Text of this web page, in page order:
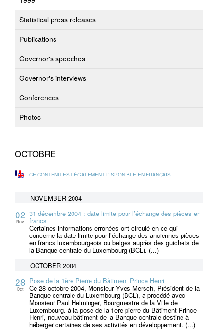
Statistical press releases
Publications
Governor's speeches
Governor's interviews
Conferences
Photos
OCTOBRE
CE CONTENU EST ÉGALEMENT DISPONIBLE EN FRANÇAIS
NOVEMBER 2004
02
Nov
31 décembre 2004 : date limite pour l’échange des pièces en
francs
Certaines informations erronées ont circulé en ce qui
concerne la date limite pour l’échange des anciennes pièces
en francs luxembourgeois ou belges auprès des guichets de
la Banque centrale du Luxembourg (BCL). (...)
OCTOBER 2004
28
Oct
Pose de la 1ère Pierre du Bâtiment Prince Henri
Ce 28 octobre 2004, Monsieur Yves Mersch, Président de la
Banque centrale du Luxembourg (BCL), a procédé avec
Monsieur Paul Helminger, Bourgmestre de la Ville de
Luxembourg, à la pose de la 1ere pierre du Bâtiment Prince
Henri, nouveau bâtiment de la Banque centrale destiné à
héberger certaines de ses activités en développement. (...)